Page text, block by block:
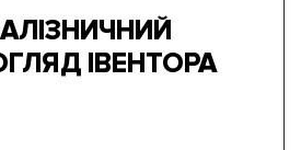
ІВЕНТОРА